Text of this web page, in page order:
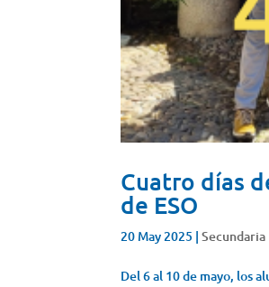
Cuatro días
de ESO
20 May 2025 |Secundaria
Del 6 al 10 de mayo, los